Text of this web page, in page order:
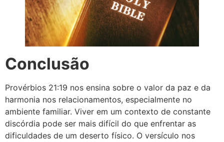
Conclusão
Provérbios 21:19 nos ensina sobre o valor da paz e da
harmonia nos relacionamentos, especialmente no
ambiente familiar. Viver em um contexto de constante
discórdia pode ser mais difícil do que enfrentar as
dificuldades de um deserto físico. O versículo nos